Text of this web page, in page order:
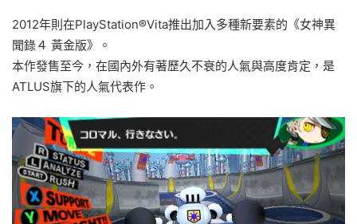
2012年則在PlayStation®Vita推出加入多種新要素的《女神異
聞錄４ 黃金版》。
本作發售至今，在國內外有著歷久不衰的人氣與高度肯定，是
ATLUS旗下的人氣代表作。